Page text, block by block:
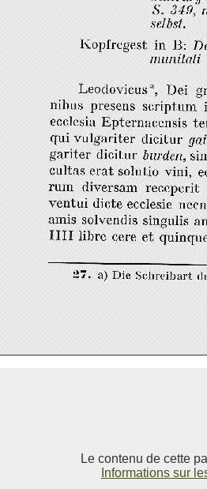
Le contenu de cette
Informations sur